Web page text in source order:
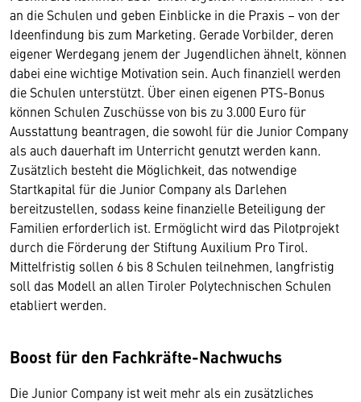
an die Schulen und geben Einblicke in die Praxis – von der
Ideenfindung bis zum Marketing. Gerade Vorbilder, deren
eigener Werdegang jenem der Jugendlichen ähnelt, können
dabei eine wichtige Motivation sein. Auch finanziell werden
die Schulen unterstützt. Über einen eigenen PTS-Bonus
können Schulen Zuschüsse von bis zu 3.000 Euro für
Ausstattung beantragen, die sowohl für die Junior Company
als auch dauerhaft im Unterricht genutzt werden kann.
Zusätzlich besteht die Möglichkeit, das notwendige
Startkapital für die Junior Company als Darlehen
bereitzustellen, sodass keine finanzielle Beteiligung der
Familien erforderlich ist. Ermöglicht wird das Pilotprojekt
durch die Förderung der Stiftung Auxilium Pro Tirol.
Mittelfristig sollen 6 bis 8 Schulen teilnehmen, langfristig
soll das Modell an allen Tiroler Polytechnischen Schulen
etabliert werden.
Boost für den Fachkräfte-Nachwuchs
Die Junior Company ist weit mehr als ein zusätzliches